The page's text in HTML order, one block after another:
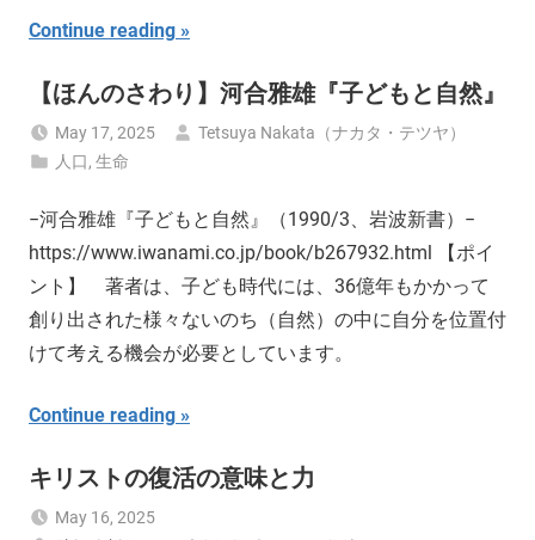
Continue reading
【ほんのさわり】河合雅雄『子どもと自然』
May 17, 2025
Tetsuya Nakata（ナカタ・テツヤ）
人口,生命
−河合雅雄『子どもと自然』（1990/3、岩波新書）−
https://www.iwanami.co.jp/book/b267932.html 【ポイ
ント】 著者は、子ども時代には、36億年もかかって
創り出された様々ないのち（自然）の中に自分を位置付
けて考える機会が必要としています。
Continue reading
キリストの復活の意味と力
May 16, 2025